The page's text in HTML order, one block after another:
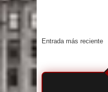
Entrada más reciente